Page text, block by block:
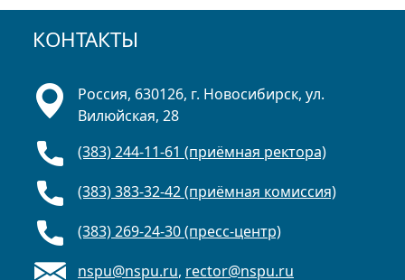
КОНТАКТЫ
Россия, 630126, г. Новосибирск, ул.
Вилюйская, 28
(383) 244-11-61 (приёмная ректора)
(383) 383-32-42 (приёмная комиссия)
(383) 269-24-30 (пресс-центр)
nspu@nspu.ru, rector@nspu.ru